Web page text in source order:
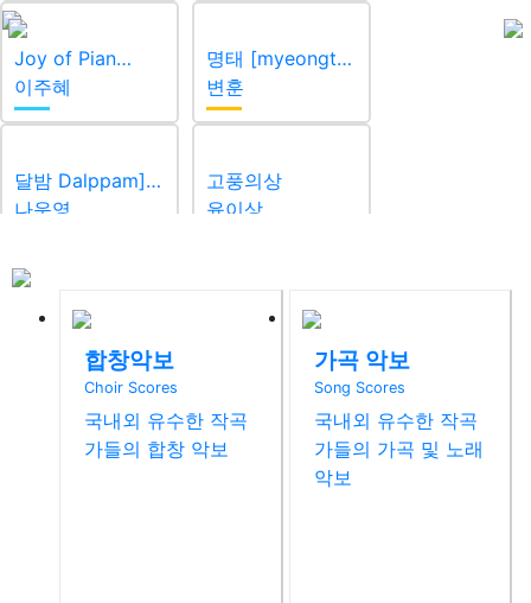
Joy of Pian…
이주혜
명태 [myeongt…
변훈
달밤 Dalppam]…
나운영
고풍의상
윤이상
(Gangga…
청산리 벽계수야
(Ch…
합창악보
Choir Scores
국내외 유수한 작곡
가들의 합창 악보
가곡 악보
Song Scores
국내외 유수한 작곡
가들의 가곡 및 노래
악보